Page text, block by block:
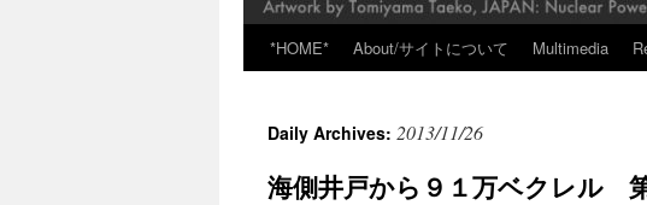
*HOME* About/サイトについて Multimedia
Daily Archives: 2013/11/26
海側井戸から９１万ベクレル